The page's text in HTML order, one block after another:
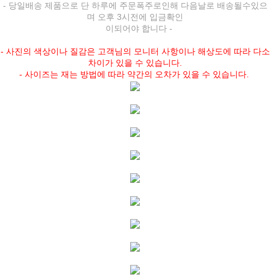
- 당일배송 제품으로 단 하루에 주문폭주로인해 다음날로 배송될수있으
며 오후 3시전에 입금확인
이되어야 합니다 -
- 사진의 색상이나 질감은 고객님의 모니터 사항이나 해상도에 따라 다소
차이가 있을 수 있습니다.
- 사이즈는 재는 방법에 따라 약간의 오차가 있을 수 있습니다.